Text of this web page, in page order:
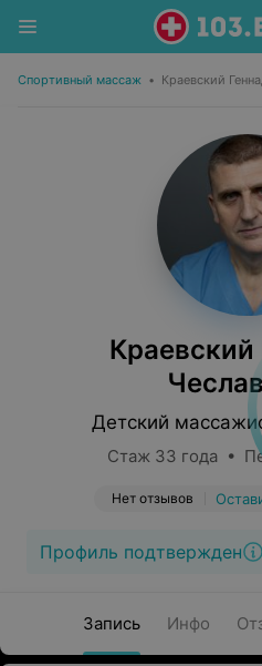
Спортивный массаж • Краевский
Краевский
Детский
Стаж 33 года •
Нет отзывов
Профиль подтвержден
Запись Инфо